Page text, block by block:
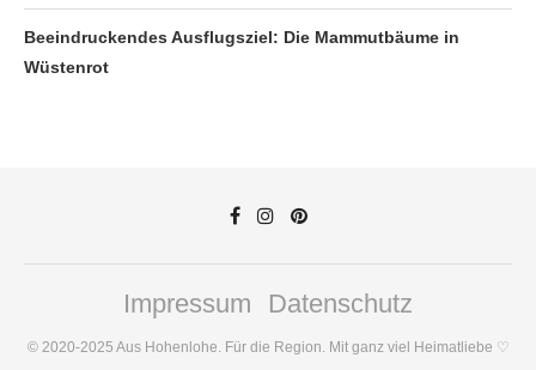
Beeindruckendes Ausflugsziel: Die Mammutbäume in
Wüstenrot
Impressum Datenschutz
© 2020-2025 Aus Hohenlohe. Für die Region. Mit ganz viel Heimatliebe ♡